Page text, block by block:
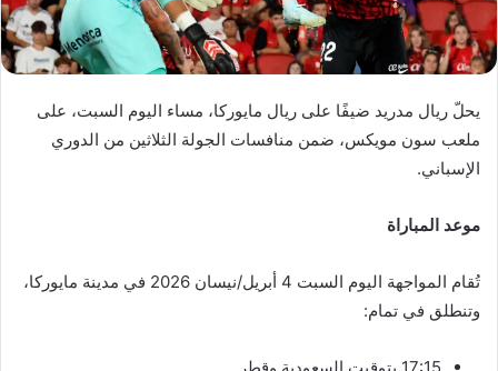
يحلّ ريال مدريد ضيفًا على ريال مايوركا، مساء اليوم السبت، على
ملعب سون مويكس، ضمن منافسات الجولة الثلاثين من الدوري
الإسباني.
موعد المباراة
تُقام المواجهة اليوم السبت 4 أبريل/نيسان 2026 في مدينة مايوركا،
وتنطلق في تمام: